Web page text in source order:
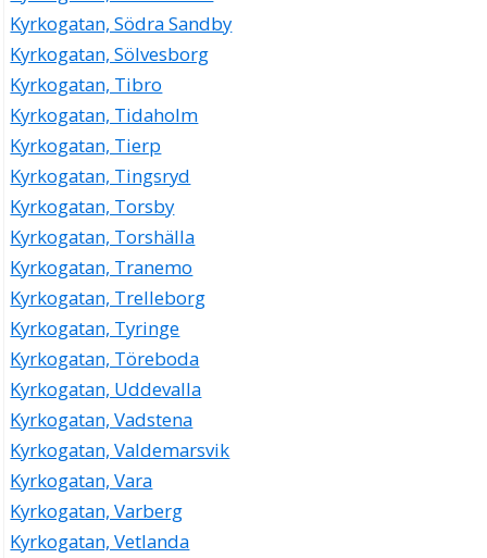
Kyrkogatan, Södra Sandby
Kyrkogatan, Sölvesborg
Kyrkogatan, Tibro
Kyrkogatan, Tidaholm
Kyrkogatan, Tierp
Kyrkogatan, Tingsryd
Kyrkogatan, Torsby
Kyrkogatan, Torshälla
Kyrkogatan, Tranemo
Kyrkogatan, Trelleborg
Kyrkogatan, Tyringe
Kyrkogatan, Töreboda
Kyrkogatan, Uddevalla
Kyrkogatan, Vadstena
Kyrkogatan, Valdemarsvik
Kyrkogatan, Vara
Kyrkogatan, Varberg
Kyrkogatan, Vetlanda